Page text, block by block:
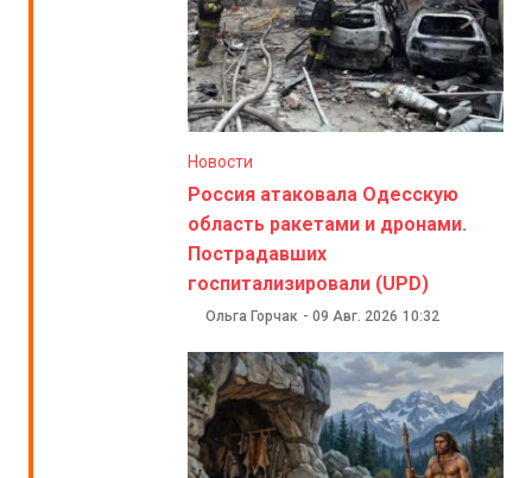
Новости
Россия атаковала Одесскую
область ракетами и дронами.
Пострадавших
госпитализировали (UPD)
Ольга Горчак - 09 Авг. 2026 10:32